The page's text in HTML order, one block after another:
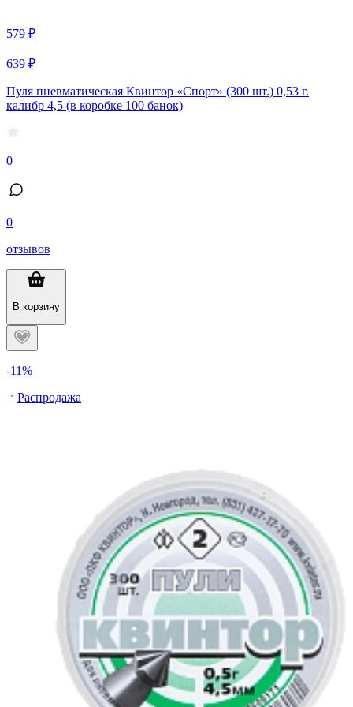
579 ₽
639 ₽
Пуля пневматическая Квинтор «Спорт» (300 шт.) 0,53 г.
калибр 4,5 (в коробке 100 банок)
0
0
отзывов
В корзину
-11%
Распродажа